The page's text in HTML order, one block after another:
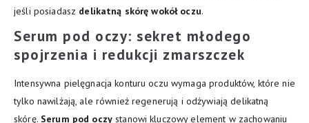
jeśli posiadasz delikatną skórę wokół oczu.
Serum pod oczy: sekret młodego
spojrzenia i redukcji zmarszczek
Intensywna pielęgnacja konturu oczu wymaga produktów, które nie
tylko nawilżają, ale również regenerują i odżywiają delikatną
skórę. Serum pod oczystanowi kluczowy element w zachowaniu